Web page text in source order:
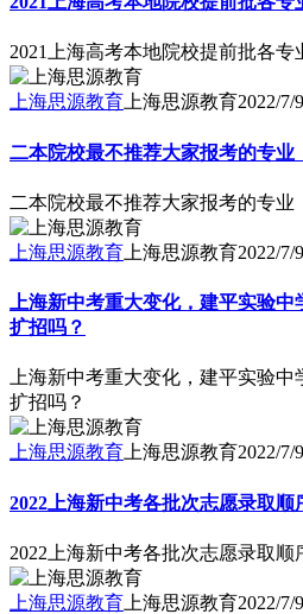
2021上海高考本地院校提前批各专
上海思源教育上海思源教育2022/7/9
二本院校最不推荐大家报考的专业
二本院校最不推荐大家报考的专业
上海思源教育 上海思源教育2022/7/9
上海新中考重大变化，建平实验
扩招吗？
上海新中考重大变化，建平实验中
扩招吗？
上海思源教育上海思源教育2022/7/9
2022上海新中考各批次志愿录取顺
2022上海新中考各批次志愿录取顺
上海思源教育 上海思源教育2022/7/9